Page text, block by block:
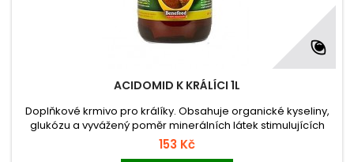
ACIDOMID K KRÁLÍCI 1L
Doplňkové krmivo pro králíky. Obsahuje organické kyseliny,
glukózu a vyvážený poměr minerálních látek stimulujících
metabolismus a zvyšujících imunitu organismu.Také zvyšuje
odolnost proti kokcidióze.
153 Kč